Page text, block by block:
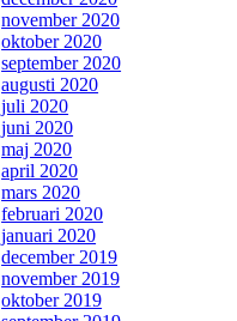
november 2020
oktober 2020
september 2020
augusti 2020
juli 2020
juni 2020
maj 2020
april 2020
mars 2020
februari 2020
januari 2020
december 2019
november 2019
oktober 2019